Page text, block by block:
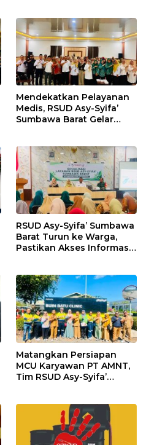
Mendekatkan Pelayanan
Medis, RSUD Asy-Syifa’
Sumbawa Barat Gelar
RSUD Asy-Syifa’ Sumbawa
Barat Turun ke Warga,
Pastikan Akses Informasi
Matangkan Persiapan
MCU Karyawan PT AMNT,
Tim RSUD Asy-Syifa’